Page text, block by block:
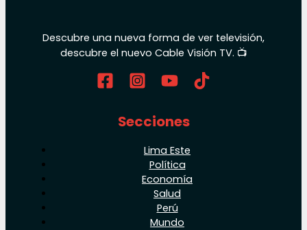
Descubre una nueva forma de ver televisión,
descubre el nuevo Cable Visión TV. 📺
Secciones
Lima Este
Política
Economía
Salud
Perú
Mundo